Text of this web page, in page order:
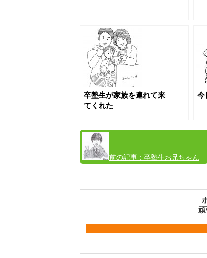
卒塾生が家族を連れて来
てくれた
今
前の記事： 卒塾生お兄ちゃん
頑